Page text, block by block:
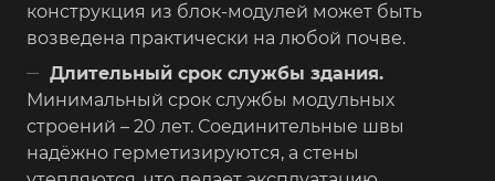
конструкция из блок-модулей может быть
возведена практически на любой почве.
Длительный срок службы здания.
Минимальный срок службы модульных
строений – 20 лет. Соединительные швы
надёжно герметизируются, а стены